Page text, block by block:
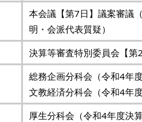
本会議【第7日】議案審議
明・会派代表質疑）
決算等審査特別委員会【第
総務企画分科会（令和4年
文教経済分科会（令和4年
厚生分科会（令和4年度決